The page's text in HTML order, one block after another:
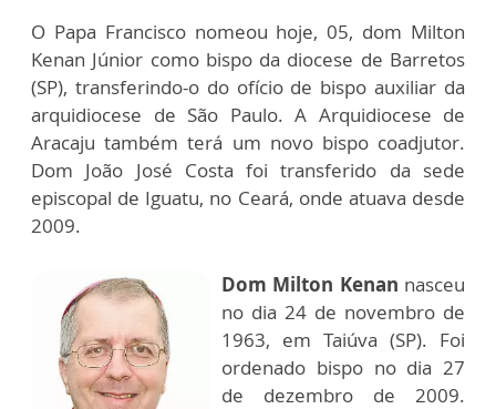
O Papa Francisco nomeou hoje, 05, dom Milton
Kenan Júnior como bispo da diocese de Barretos
(SP), transferindo-o do ofício de bispo auxiliar da
arquidiocese de São Paulo. A Arquidiocese de
Aracaju também terá um novo bispo coadjutor.
Dom João José Costa foi transferido da sede
episcopal de Iguatu, no Ceará, onde atuava desde
2009.
Dom Milton Kenan nasceu
no dia 24 de novembro de
1963, em Taiúva (SP). Foi
ordenado bispo no dia 27
de dezembro de 2009.